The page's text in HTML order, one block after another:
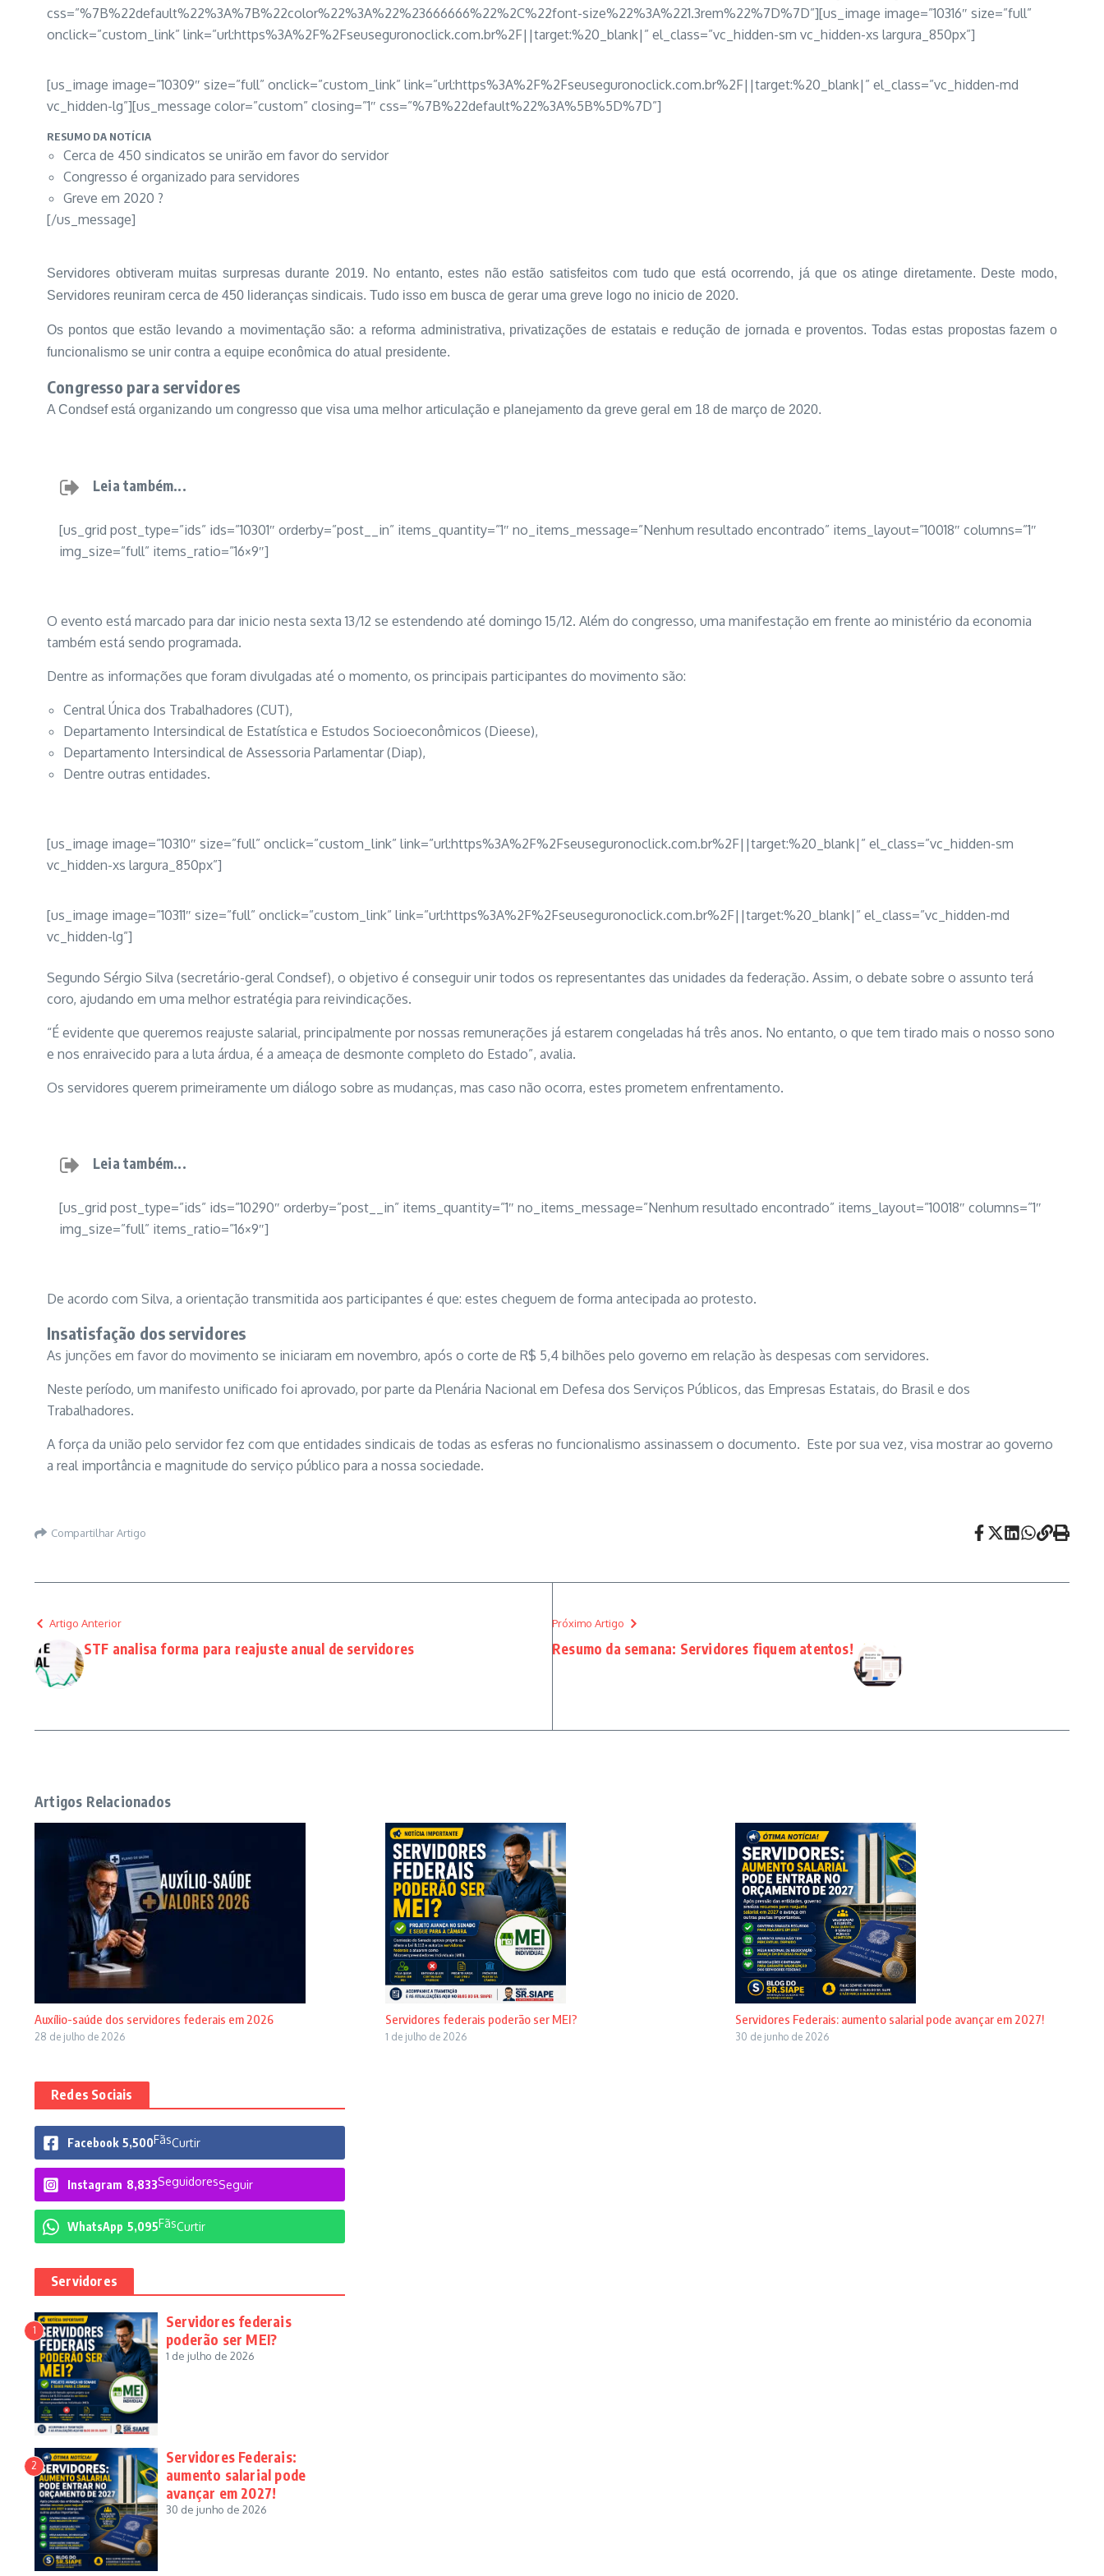
css=”%7B%22default%22%3A%7B%22color%22%3A%22%23666666%22%2C%22font-size%22%3A%221.3rem%22%7D%7D”][us_image image=”10316″ size=”full”
onclick=”custom_link” link=”url:https%3A%2F%2Fseuseguronoclick.com.br%2F||target:%20_blank|” el_class=”vc_hidden-sm vc_hidden-xs largura_850px”]
[us_image image=”10309″ size=”full” onclick=”custom_link” link=”url:https%3A%2F%2Fseuseguronoclick.com.br%2F||target:%20_blank|” el_class=”vc_hidden-md
vc_hidden-lg”][us_message color=”custom” closing=”1″ css=”%7B%22default%22%3A%5B%5D%7D”]
RESUMO DA NOTÍCIA
Cerca de 450 sindicatos se unirão em favor do servidor
Congresso é organizado para servidores
Greve em 2020 ?
[/us_message]
Servidores obtiveram muitas surpresas durante 2019. No entanto, estes não estão satisfeitos com tudo que está ocorrendo, já que os atinge diretamente. Deste modo,
Servidores reuniram cerca de 450 lideranças sindicais. Tudo isso em busca de gerar uma greve logo no inicio de 2020.
Os pontos que estão levando a movimentação são: a reforma administrativa, privatizações de estatais e redução de jornada e proventos. Todas estas propostas fazem o
funcionalismo se unir contra a equipe econômica do atual presidente.
Congresso para servidores
A Condsef está organizando um congresso que visa uma melhor articulação e planejamento da greve geral em 18 de março de 2020.
Leia também...
[us_grid post_type=”ids” ids=”10301″ orderby=”post__in” items_quantity=”1″ no_items_message=”Nenhum resultado encontrado” items_layout=”10018″ columns=”1″
img_size=”full” items_ratio=”16×9″]
O evento está marcado para dar inicio nesta sexta 13/12 se estendendo até domingo 15/12. Além do congresso, uma manifestação em frente ao ministério da economia
também está sendo programada.
Dentre as informações que foram divulgadas até o momento, os principais participantes do movimento são:
Central Única dos Trabalhadores (CUT),
Departamento Intersindical de Estatística e Estudos Socioeconômicos (Dieese),
Departamento Intersindical de Assessoria Parlamentar (Diap),
Dentre outras entidades.
[us_image image=”10310″ size=”full” onclick=”custom_link” link=”url:https%3A%2F%2Fseuseguronoclick.com.br%2F||target:%20_blank|” el_class=”vc_hidden-sm
vc_hidden-xs largura_850px”]
[us_image image=”10311″ size=”full” onclick=”custom_link” link=”url:https%3A%2F%2Fseuseguronoclick.com.br%2F||target:%20_blank|” el_class=”vc_hidden-md
vc_hidden-lg”]
Segundo Sérgio Silva (secretário-geral Condsef), o objetivo é conseguir unir todos os representantes das unidades da federação. Assim, o debate sobre o assunto terá
coro, ajudando em uma melhor estratégia para reivindicações.
“É evidente que queremos reajuste salarial, principalmente por nossas remunerações já estarem congeladas há três anos. No entanto, o que tem tirado mais o nosso sono
e nos enraivecido para a luta árdua, é a ameaça de desmonte completo do Estado”, avalia.
Os servidores querem primeiramente um diálogo sobre as mudanças, mas caso não ocorra, estes prometem enfrentamento.
Leia também...
[us_grid post_type=”ids” ids=”10290″ orderby=”post__in” items_quantity=”1″ no_items_message=”Nenhum resultado encontrado” items_layout=”10018″ columns=”1″
img_size=”full” items_ratio=”16×9″]
De acordo com Silva, a orientação transmitida aos participantes é que: estes cheguem de forma antecipada ao protesto.
Insatisfação dos servidores
As junções em favor do movimento se iniciaram em novembro, após o corte de R$ 5,4 bilhões pelo governo em relação às despesas com servidores.
Neste período, um manifesto unificado foi aprovado, por parte da Plenária Nacional em Defesa dos Serviços Públicos, das Empresas Estatais, do Brasil e dos
Trabalhadores.
A força da união pelo servidor fez com que entidades sindicais de todas as esferas no funcionalismo assinassem o documento. Este por sua vez, visa mostrar ao governo
a real importância e magnitude do serviço público para a nossa sociedade.
Compartilhar Artigo
Artigo Anterior
STF analisa forma para reajuste anual de servidores
Próximo Artigo
Resumo da semana: Servidores fiquem atentos!
Artigos Relacionados
Auxílio-saúde dos servidores federais em 2026
28 de julho de 2026
Servidores federais poderão ser MEI?
1 de julho de 2026
Servidores Federais: aumento salarial pode avançar em 2027!
30 de junho de 2026
Redes Sociais
Facebook 5,500FãsCurtir
Instagram 8,833SeguidoresSeguir
WhatsApp 5,095FãsCurtir
Servidores
1
Servidores federais
poderão ser MEI?
1 de julho de 2026
2
Servidores Federais:
aumento salarial pode
avançar em 2027!
30 de junho de 2026